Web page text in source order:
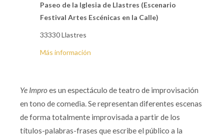
Paseo de la Iglesia de Llastres (Escenario
Festival Artes Escénicas en la Calle)
33330 Llastres
Más información
Ye Improes un espectáculo de teatro de improvisación
en tono de comedia. Se representan diferentes escenas
de forma totalmente improvisada a partir de los
títulos-palabras-frases que escribe el público a la